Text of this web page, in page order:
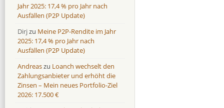
Jahr 2025: 17,4 % pro Jahr nach
Ausfällen (P2P Update)
Dirjzu Meine P2P-Rendite im Jahr
2025: 17,4 % pro Jahr nach
Ausfällen (P2P Update)
Andreaszu Loanch wechselt den
Zahlungsanbieter und erhöht die
Zinsen – Mein neues Portfolio-Ziel
2026: 17.500 €